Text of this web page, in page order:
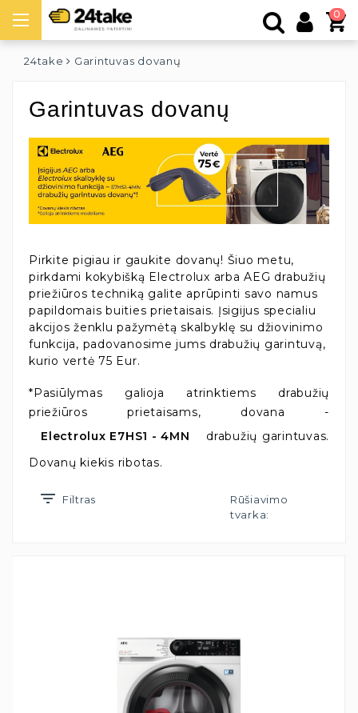
0
24take Garintuvas dovanų
Garintuvas dovanų
Pirkite pigiau ir gaukite dovanų! Šiuo metu,
pirkdami kokybišką Electrolux arba AEG drabužių
priežiūros techniką galite aprūpinti savo namus
papildomais buities prietaisais. Įsigijus specialiu
akcijos ženklu pažymėtą skalbyklę su džiovinimo
funkcija, padovanosime jums drabužių garintuvą,
kurio vertė 75 Eur.
*Pasiūlymas galioja atrinktiems drabužių
priežiūros prietaisams, dovana -
Electrolux E7HS1 - 4MN
drabužių garintuvas.
Dovanų kiekis ribotas.
Filtras
Rūšiavimo
tvarka: